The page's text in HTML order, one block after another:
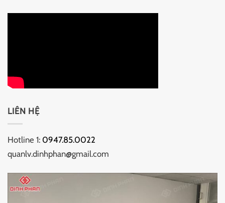
LIÊN HỆ
Hotline 1: 0947.85.0022
quanlv.dinhphan@gmail.com